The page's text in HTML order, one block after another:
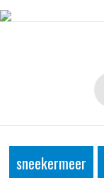
sneekermeer